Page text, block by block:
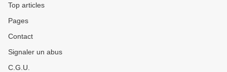
Top articles
Pages
Contact
Signaler un abus
C.G.U.